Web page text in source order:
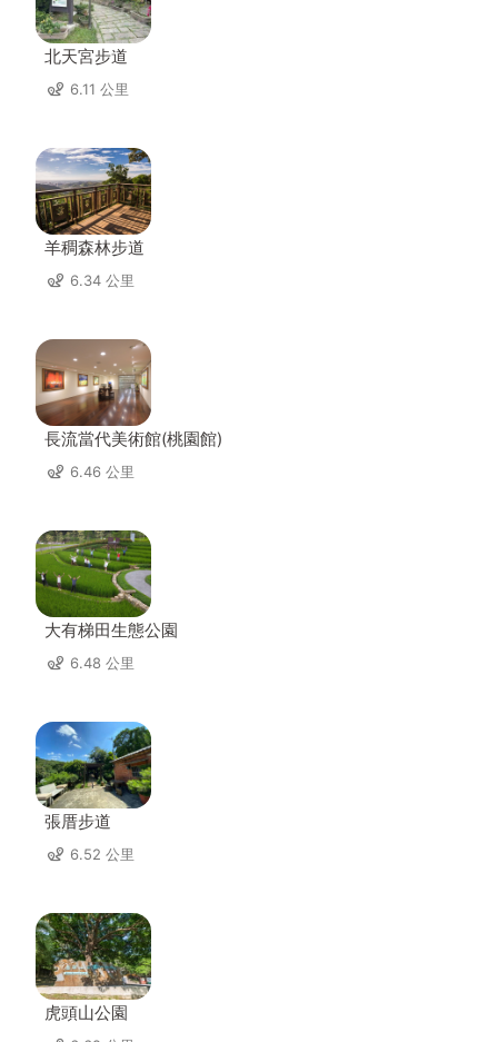
北天宮步道
6.11 公里
羊稠森林步道
6.34 公里
長流當代美術館(桃園館)
6.46 公里
大有梯田生態公園
6.48 公里
張厝步道
6.52 公里
虎頭山公園